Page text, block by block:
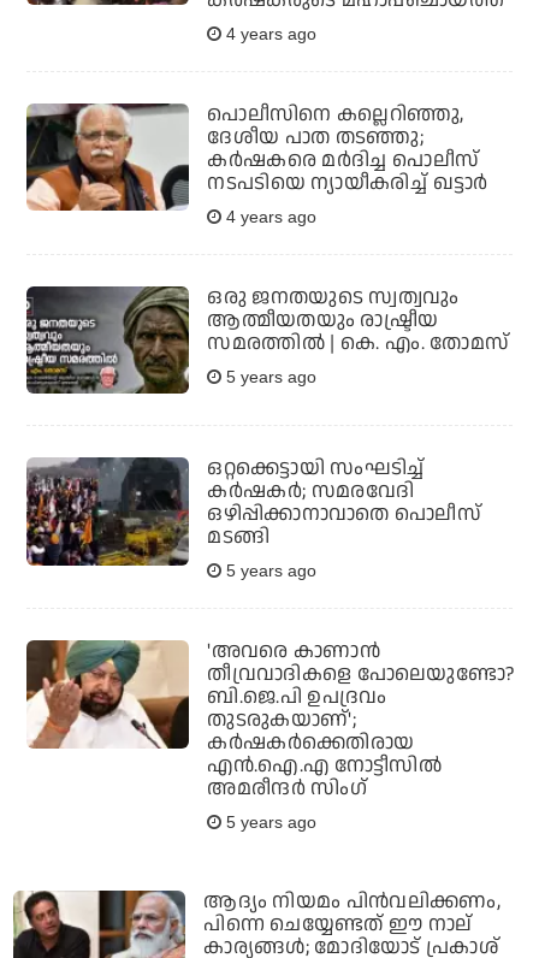
4 years ago
പൊലീസിനെ കല്ലെറിഞ്ഞു,
ദേശീയ പാത തടഞ്ഞു;
കര്‍ഷകരെ മര്‍ദിച്ച പൊലീസ്
നടപടിയെ ന്യായീകരിച്ച് ഖട്ടാര്‍
4 years ago
ഒരു ജനതയുടെ സ്വത്വവും
ആത്മീയതയും രാഷ്ട്രീയ
സമരത്തില്‍ | കെ. എം. തോമസ്
5 years ago
ഒറ്റക്കെട്ടായി സംഘടിച്ച്
കര്‍ഷകര്‍; സമരവേദി
ഒഴിപ്പിക്കാനാവാതെ പൊലീസ്
മടങ്ങി
5 years ago
'അവരെ കാണാന്‍
തീവ്രവാദികളെ പോലെയുണ്ടോ?
ബി.ജെ.പി ഉപദ്രവം
തുടരുകയാണ്';
കര്‍ഷകര്‍ക്കെതിരായ
എന്‍.ഐ.എ നോട്ടീസില്‍
അമരീന്ദര്‍ സിംഗ്
5 years ago
ആദ്യം നിയമം പിന്‍വലിക്കണം,
പിന്നെ ചെയ്യേണ്ടത് ഈ നാല്
കാര്യങ്ങള്‍; മോദിയോട് പ്രകാശ്